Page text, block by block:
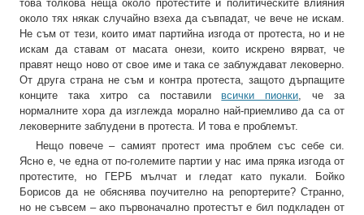
това толкова неща около протестите и политическите влияния
около тях някак случайно взеха да съвпадат, че вече не искам.
Не съм от тези, които имат партийна изгода от протеста, но и не
искам да ставам от масата онези, които искрено вярват, че
правят нещо ново от свое име и така се заблуждават лековерно.
От друга страна не съм и контра протеста, защото дърпащите
конците така хитро са поставили всички пионки, че за
нормалните хора да изглежда морално най-приемливо да са от
лековерните заблудени в протеста. И това е проблемът.
Нещо повече – самият протест има проблем със себе си.
Ясно е, че една от по-големите партии у нас има пряка изгода от
протестите, но ГЕРБ мълчат и гледат като пукали. Бойко
Борисов да не обяснява поучително на репортерите? Странно,
но не съвсем – ако първоначално протестът е бил подкладен от